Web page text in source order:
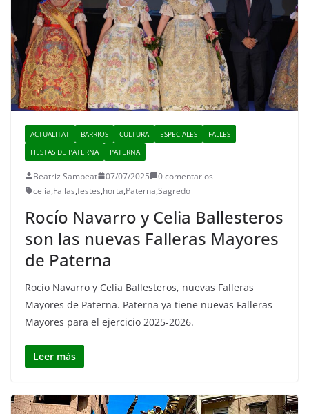
ACTUALITAT BARRIOS CULTURA ESPECIALES
FALLES
FIESTAS DE PATERNA
PATERNA
Beatriz Sambeat 07/07/2025
0 comentarios
celia,Fallas,festes,horta,Paterna,Sagredo
Rocío Navarro y Celia Ballesteros
son las nuevas Falleras Mayores
de Paterna
Rocío Navarro y Celia Ballesteros, nuevas Falleras
Mayores de Paterna. Paterna ya tiene nuevas Falleras
Mayores para el ejercicio 2025-2026.
Leer más